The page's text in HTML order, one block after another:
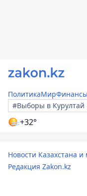
ПолитикаМирФинансы
#Выборы в Курултай
+32°
Новости Казахстана
Редакция Zakon.kz